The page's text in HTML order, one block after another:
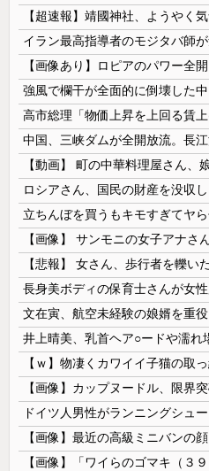
【超速報】靖國神社、ようやく
中国、三峡ダムが全開放流。長
ロシアさん、国民の財産を没収
文在寅、航空未経験の娘婿を重
【ｗ】物凄くカワイイ子猫の取
【画像】カップヌードル、限界
【画像】最近の高級ミニバンの
【画像】「ワイらのゴマキ（３９